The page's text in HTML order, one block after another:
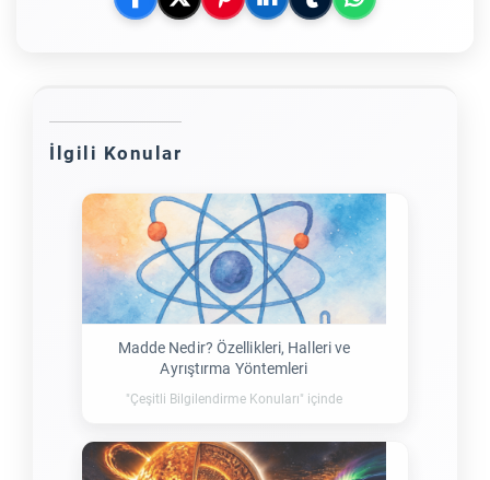
İlgili Konular
Madde Nedir? Özellikleri, Halleri ve
Ayrıştırma Yöntemleri
"Çeşitli Bilgilendirme Konuları" içinde